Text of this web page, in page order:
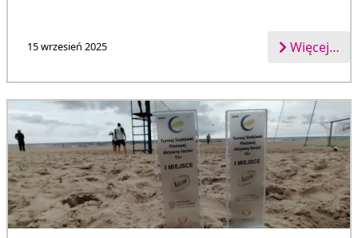
15 wrzesień 2025 Więcej…